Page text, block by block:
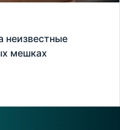
неизвестные
мешках